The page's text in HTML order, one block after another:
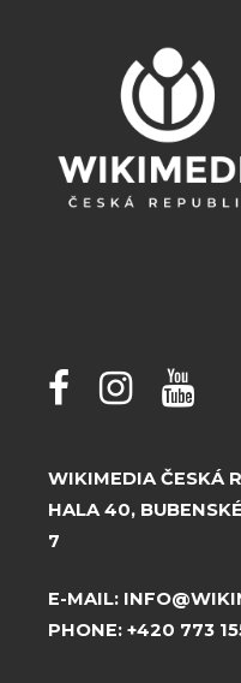
WIKIMEDIA ČESKÁ
HALA 40,
7
E-MAIL:
PHONE: +420 773